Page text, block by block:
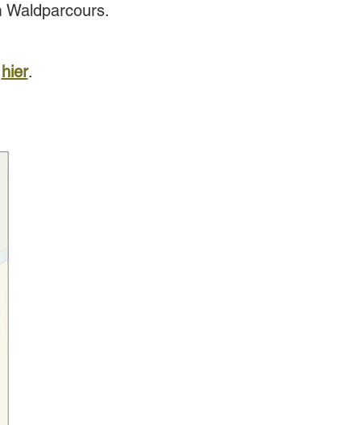
hier.